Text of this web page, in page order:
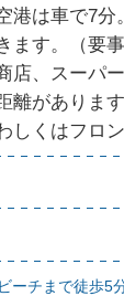
港は車で7分
ます。（要
店、スーパ
離がありま
しくはフロン
ーチまで徒歩5